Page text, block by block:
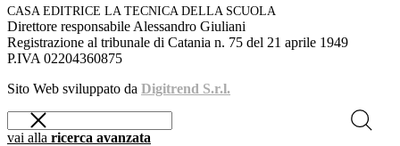
CASA EDITRICE LA TECNICA DELLA SCUOLA
Direttore responsabile Alessandro Giuliani
Registrazione al tribunale di Catania n. 75 del 21 aprile 1949
P.IVA 02204360875
Sito Web sviluppato da Digitrend S.r.l.
vai alla ricerca avanzata